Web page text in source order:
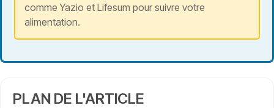
comme Yazio et Lifesum pour suivre votre
alimentation.
PLAN DE L'ARTICLE